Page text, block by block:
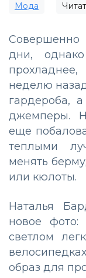
Мода
Совершенно
дни,
неделю
гардероба,
джемперы.
еще
теплыми
менять
или кюлоты.
Наталья
новое фото:
светлом
образ для